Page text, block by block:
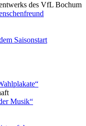
des VfL Bochum
Saisonstart
Musik“